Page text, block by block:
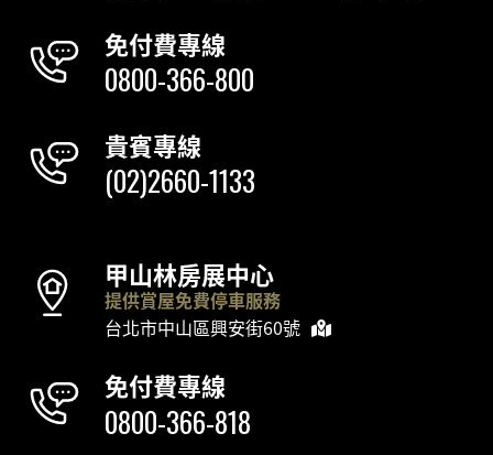
免付費專線
0800-366-800
貴賓專線
(02)2660-1133
甲山林房展中心
提供賞屋免費停車服務
台北市中山區興安街60號
免付費專線
0800-366-818